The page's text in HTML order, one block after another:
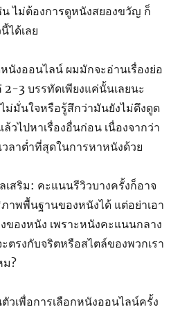
น ไม่ต้องการดูหนังสยองขวัญ ก็
ได้เลย
นังออนไลน์ ผมมักจะอ่านเรื่องย่อ
3 บรรทัดเพียงแค่นั้นเลยนะ
ม่มั่นใจหรือรู้สึกว่ามันยังไม่ดึงดูด
วไปหาเรื่องอื่นก่อน เนื่องจากว่า
วลาต่ำที่สุดในการหาหนังด้วย
เสริม: คะแนนรีวิวบางครั้งก็อาจ
าพพื้นฐานของหนังได้ แต่อย่าเอา
องหนัง เพราะหนังคะแนนกลาง
ตรงกับจริตหรือสไตล์ของพวกเรา
ม?
วเพื่อการเลือกหนังออนไลน์ครั้ง